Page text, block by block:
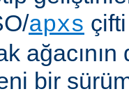
apxs
ağacının
bir